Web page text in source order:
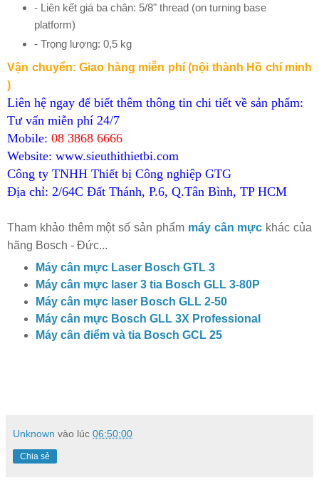
- Liên kết giá ba chân: 5/8" thread (on turning base
platform)
- Trọng lượng: 0,5 kg
Vận chuyển: Giao hàng miễn phí (nội thành Hồ chí minh
)
Liên hệ ngay để biết thêm thông tin chi tiết về sản phẩm:
Tư vấn miễn phí 24/7
Mobile: 08 3868 6666
Website: www.sieuthithietbi.com
Công ty TNHH Thiết bị Công nghiệp GTG
Địa chỉ: 2/64C Đất Thánh, P.6, Q.Tân Bình, TP HCM
Tham khảo thêm một số sản phẩm máy cân mực khác của
hãng Bosch - Đức...
Máy cân mực Laser Bosch GTL 3
Máy cân mực laser 3 tia Bosch GLL 3-80P
Máy cân mực laser Bosch GLL 2-50
Máy cân mực Bosch GLL 3X Professional
Máy cân điểm và tia Bosch GCL 25
Unknown vào lúc 06:50:00
Chia sẻ